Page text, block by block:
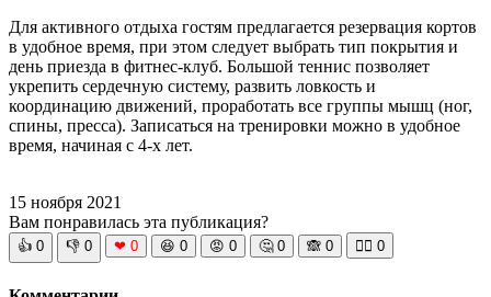
Для активного отдыха гостям предлагается резервация кортов
в удобное время, при этом следует выбрать тип покрытия и
день приезда в фитнес-клуб. Большой теннис позволяет
укрепить сердечную систему, развить ловкость и
координацию движений, проработать все группы мышц (ног,
спины, пресса). Записаться на тренировки можно в удобное
время, начиная с 4-х лет.
15 ноября 2021
Вам понравилась эта публикация?
👍 0 👎 0 ❤ 0 😆 0 😡 0 🤔 0 🙈 0 🧘‍♀️ 0